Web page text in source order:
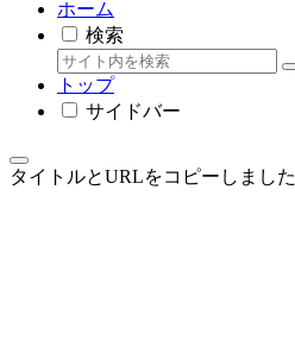
ホーム
検索
トップ
サイドバー
タイトルとURLをコピーしました